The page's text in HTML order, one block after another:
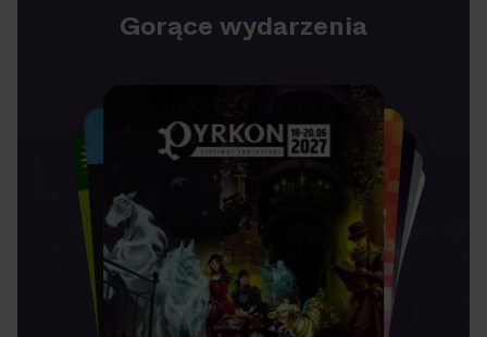
Gorące wydarzenia